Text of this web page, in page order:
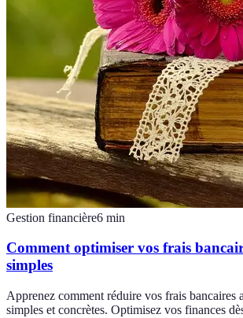
Gestion financière6 min
Comment optimiser vos frais
simples
Apprenez comment réduire vos frais bancaires
simples et concrètes. Optimisez vos finances